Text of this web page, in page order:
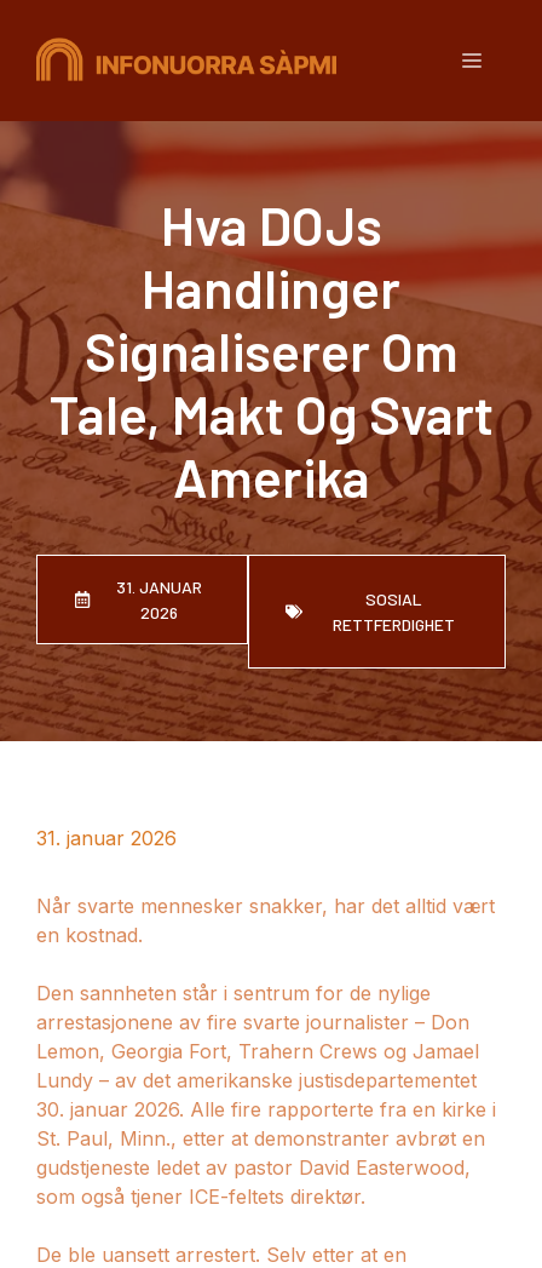
Meny
Hva DOJs
Handlinger
Signaliserer Om
Tale, Makt Og Svart
Amerika
31. JANUAR
2026
SOSIAL
RETTFERDIGHET
31. januar 2026
Når svarte mennesker snakker, har det alltid vært
en kostnad.
Den sannheten står i sentrum for de nylige
arrestasjonene av fire svarte journalister – Don
Lemon, Georgia Fort, Trahern Crews og Jamael
Lundy – av det amerikanske justisdepartementet
30. januar 2026. Alle fire rapporterte fra en kirke i
St. Paul, Minn., etter at demonstranter avbrøt en
gudstjeneste ledet av pastor David Easterwood,
som også tjener ICE-feltets direktør.
De ble uansett arrestert. Selv etter at en